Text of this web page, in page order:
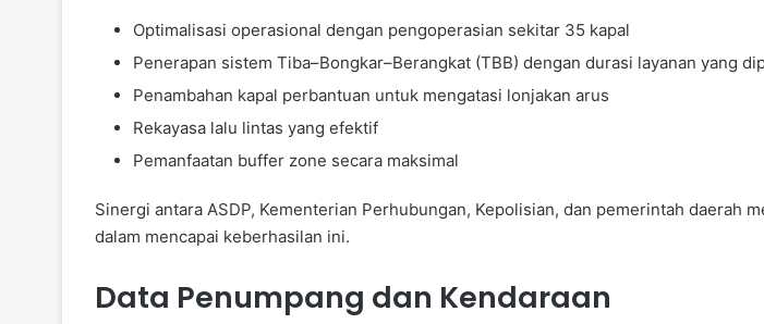
Optimalisasi operasional dengan pengoperasian sekitar 35 kapal
Penerapan sistem Tiba–Bongkar–Berangkat (TBB) dengan durasi layanan yang
Penambahan kapal perbantuan untuk mengatasi lonjakan arus
Rekayasa lalu lintas yang efektif
Pemanfaatan buffer zone secara maksimal
Sinergi antara ASDP, Kementerian Perhubungan, Kepolisian, dan pemerintah daerah
dalam mencapai keberhasilan ini.
Data Penumpang dan Kendaraan